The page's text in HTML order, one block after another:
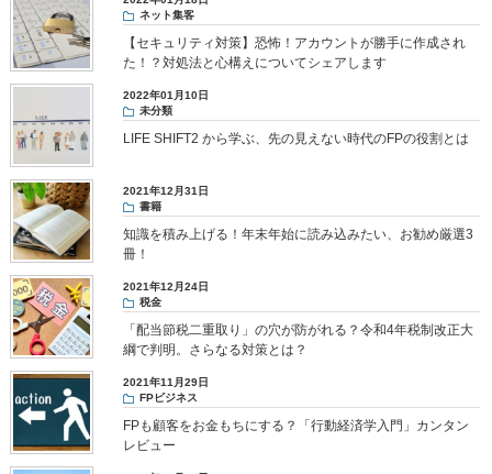
ネット集客
【セキュリティ対策】恐怖！アカウントが勝手に作成され
た！？対処法と心構えについてシェアします
2022年01月10日
未分類
LIFE SHIFT2 から学ぶ、先の見えない時代のFPの役割とは
2021年12月31日
書籍
知識を積み上げる！年末年始に読み込みたい、お勧め厳選3
冊！
2021年12月24日
税金
「配当節税二重取り」の穴が防がれる？令和4年税制改正大
綱で判明。さらなる対策とは？
2021年11月29日
FPビジネス
FPも顧客をお金もちにする？「行動経済学入門」カンタン
レビュー